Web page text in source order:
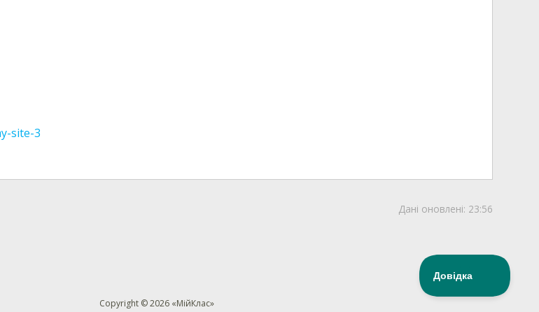
site-3
Дані оновлені: 23:56
Copyright © 2026 «МійКлас»